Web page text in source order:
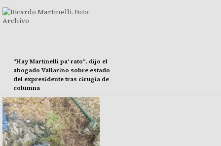
"Hay Martinelli pa' rato", dijo el
abogado Vallarino sobre estado
del expresidente tras cirugía de
columna